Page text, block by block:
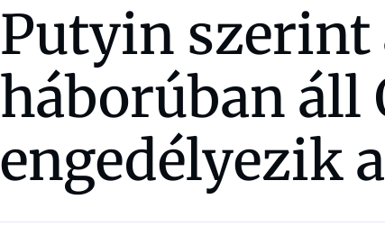
Putyin szerint
háborúban áll
engedélyezik